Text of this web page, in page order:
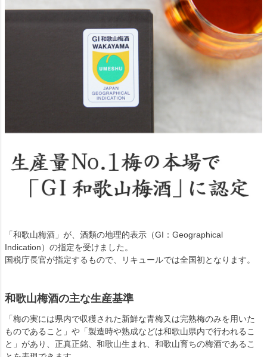
「和歌山梅酒」が、酒類の地理的表示（GI：Geographical
Indication）の指定を受けました。
国税庁長官が指定するもので、リキュールでは全国初となります。
和歌山梅酒の主な生産基準
「梅の実には県内で収穫された新鮮な青梅又は完熟梅のみを用いた
ものであること」や「製造時や熟成などは和歌山県内で行われるこ
と」があり、正真正銘、和歌山生まれ、和歌山育ちの梅酒であるこ